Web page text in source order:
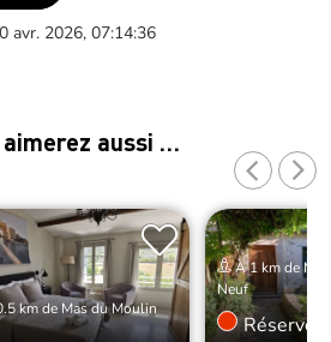
avr. 2026, 07:14:36
aimerez aussi …
km de Mas du Moulin
À 1 km de
Neuf
Réserver